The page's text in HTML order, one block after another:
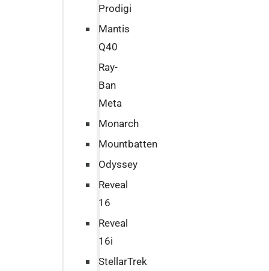
Prodigi
Mantis
Q40
Ray-
Ban
Meta
Monarch
Mountbatten
Odyssey
Reveal
16
Reveal
16i
StellarTrek